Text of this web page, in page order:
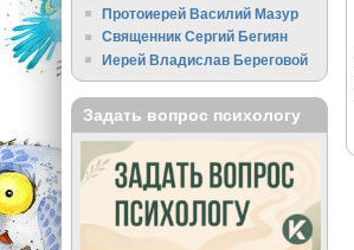
Протоиерей Василий Мазур
Священник Сергий Бегиян
Иерей Владислав Береговой
Задать вопрос психологу